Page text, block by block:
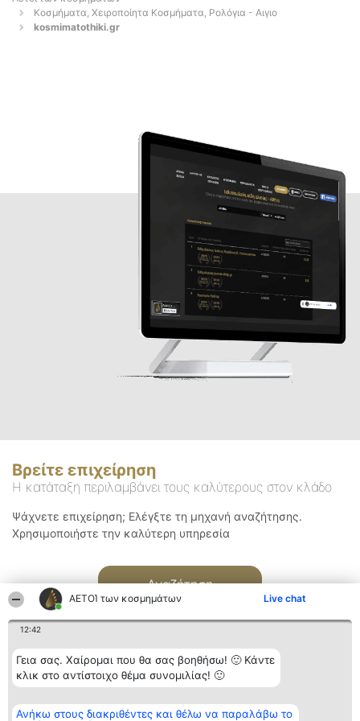
ΑΕΤΟΊ των κοσμημάτων Live chat
12:42
Γεια σας. Χαίρομαι που θα σας βοηθήσω! 🙂 Κάντε
κλικ στο αντίστοιχο θέμα συνομιλίας! 🙂
Ανήκω στους διακριθέντες και θέλω να παραλάβω το
Κοσμήματα, Χειροποίητα Κοσμήματα, Ρολόγια - Αιγιο
kosmimatothiki.gr
Βρείτε επιχείρηση
Η κατάταξη περιλαμβάνει τους καλύτερους στον κλάδο
Ψάχνετε επιχείρηση; Ελέγξτε τη μηχανή αναζήτησης.
Χρησιμοποιήστε την καλύτερη υπηρεσία
Αναζήτηση
Διοργανωτής της
κατάταξης
Κατάταξη
Διακριθέντες
Επικοινωνία
Επικοινωνία